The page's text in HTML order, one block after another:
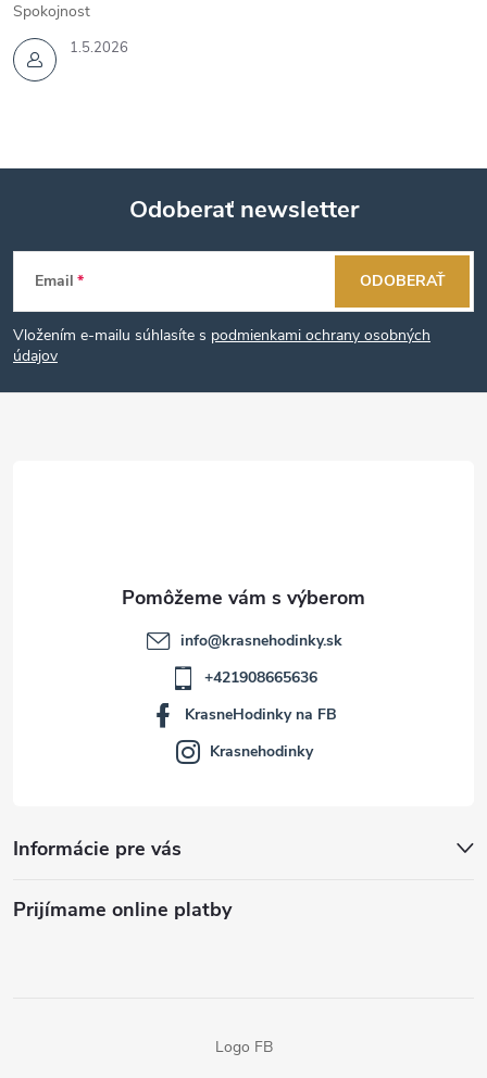
1.5.2026
Spokojnost
Z
á
p
Odoberať newsletter
Email
Vložením e-mailu súhlasíte s podmienkami ochrany osobných
údajov
ODOBERAŤ
Informácie pre vás
Prijímame online platby
info@krasnehodinky.sk
+421908665636
KrasneHodinky na FB
Krasnehodinky
Logo FB